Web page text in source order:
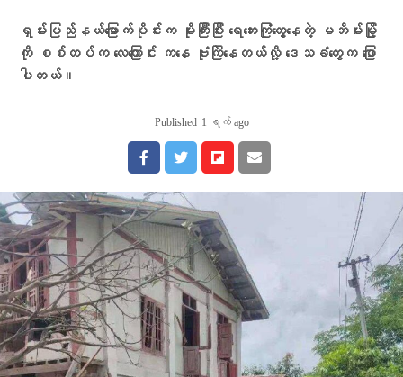
ရှမ်းပြည်နယ်မြောက်ပိုင်းက မိုးကြီးပြီး ရေဘေးကြုံတွေ့နေတဲ့ မဘိမ်းမြို့
ကို စစ်တပ်က လေကြောင်း ကနေ ဗုံးကြဲနေတယ်လို့ ဒေသခံတွေက ပြော
ပါတယ်။
Published 1 ရက် ago